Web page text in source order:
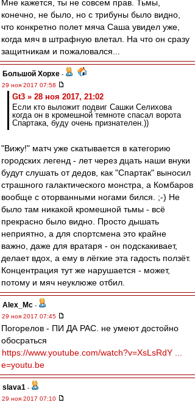
Мне кажется, ты не совсем прав. Тьмы,
конечно, не было, но с трибуны было видно,
что конкретно полет мяча Саша увидел уже,
когда мяч в штрафную влетал. На что он сразу
защитникам и пожаловался...
Большой Хорхе -
29 ноя 2017 07:58
Gt3 » 28 ноя 2017, 21:02
Если кто выложит подвиг Сашки Селихова
когда он в кромешной темноте спасал ворота
Спартака, буду очень признателен.))
"Вижу!" матч уже скатывается в категорию
городских легенд - лет через дцать наши внуки
будут слушать от дедов, как "Спартак" выносил
страшного галактического монстра, а Комбаров
вообще с оторванными ногами бился. ;-) Не
было там никакой кромешной тьмы - всё
прекрасно было видно. Просто дышать
неприятно, а для спортсмена это крайне
важно, даже для вратаря - он подскакивает,
делает вдох, а ему в лёгкие эта гадость ползёт.
Концентрация тут же нарушается - может,
потому и мяч неуклюже отбил.
Alex_Mc -
29 ноя 2017 07:45
Погорелов - ПИ ДА РАС. не умеют достойно
обосраться
https://www.youtube.com/watch?v=XsLsRdY ...
e=youtu.be
slava1 -
29 ноя 2017 07:10